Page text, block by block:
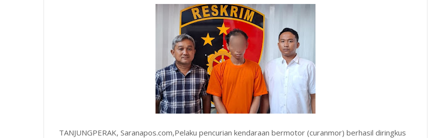
TANJUNGPERAK, Saranapos.com,Pelaku pencurian kendaraan bermotor (curanmor) berhasil diringkus